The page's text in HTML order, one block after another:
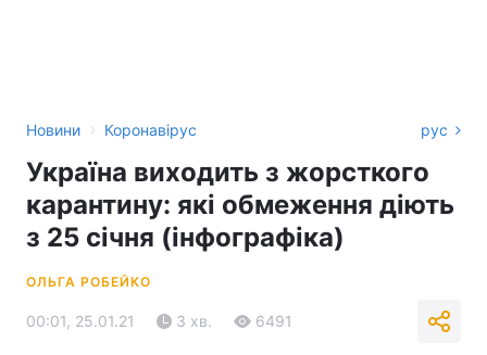
Новини › Коронавірус рус
Україна виходить з жорсткого
карантину: які обмеження діють
з 25 січня (інфографіка)
ОЛЬГА РОБЕЙКО
00:01, 25.01.21 3 хв. 6491